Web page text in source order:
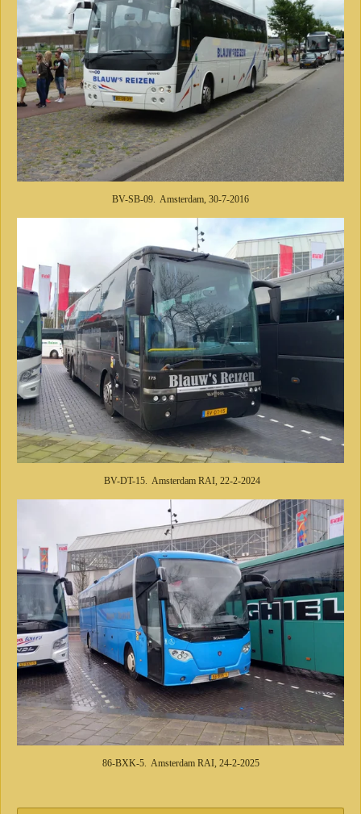
BV-SB-09. Amsterdam, 30-7-2016
BV-DT-15. Amsterdam RAI, 22-2-2024
86-BXK-5. Amsterdam RAI, 24-2-2025